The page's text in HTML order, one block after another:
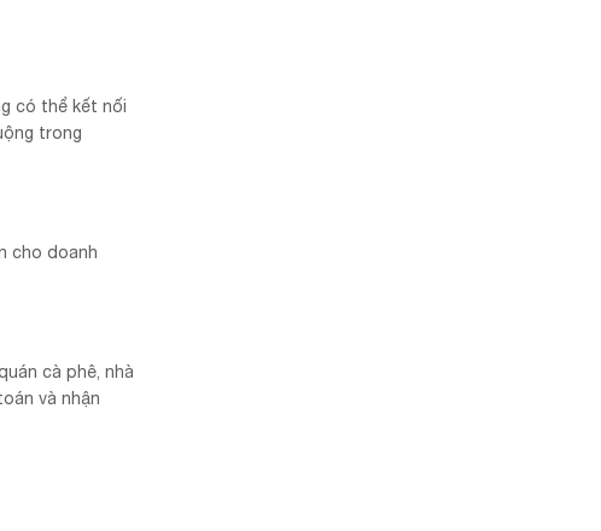
có thể kết nối
trong
cho doanh
cà phê, nhà
và nhận